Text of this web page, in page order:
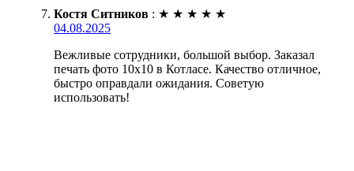
Костя Ситников : ★ ★ ★ ★ ★
04.08.2025
Вежливые сотрудники, большой выбор. Заказал
печать фото 10х10 в Котласе. Качество отличное,
быстро оправдали ожидания. Советую
использовать!